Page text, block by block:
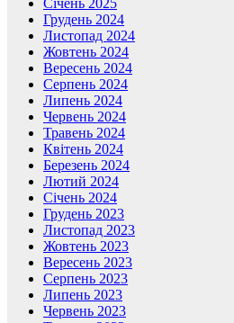
Грудень 2024
Листопад 2024
Жовтень 2024
Вересень 2024
Серпень 2024
Липень 2024
Червень 2024
Травень 2024
Квітень 2024
Березень 2024
Лютий 2024
Січень 2024
Грудень 2023
Листопад 2023
Жовтень 2023
Вересень 2023
Серпень 2023
Липень 2023
Червень 2023